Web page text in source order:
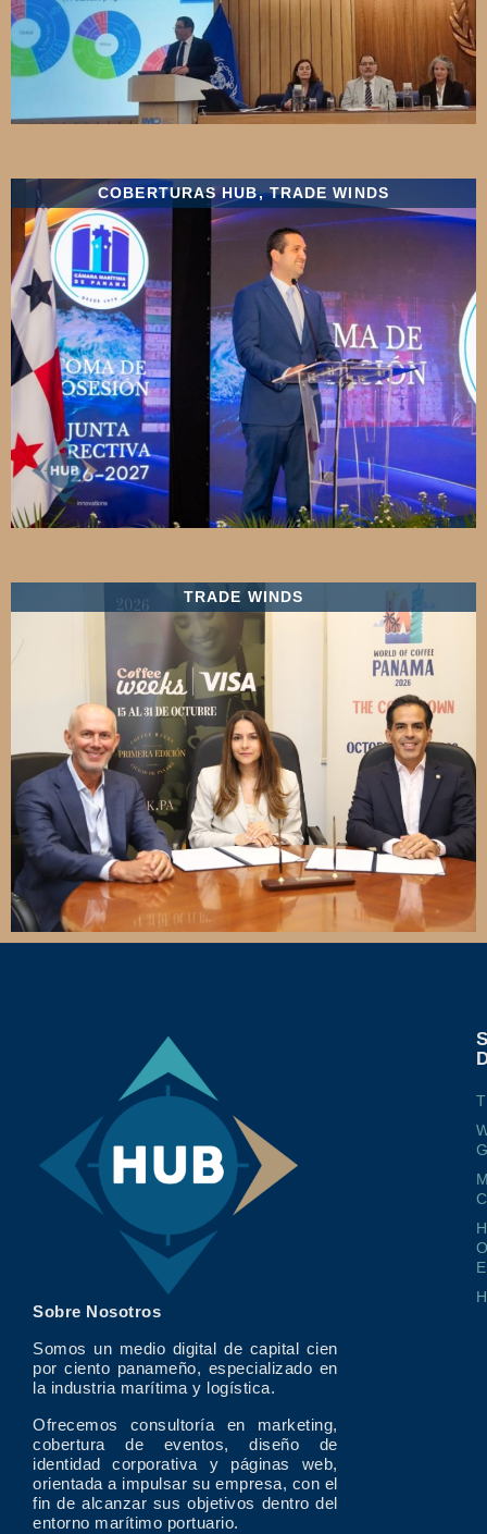
COBERTURAS HUB,TRADE WINDS
TRADE WINDS
Sobre Nosotros
Somos un medio digital de capital cien
por ciento panameño, especializado en
la industria marítima y logística.
Ofrecemos consultoría en marketing,
cobertura de eventos, diseño de
identidad corporativa y páginas web,
orientada a impulsar su empresa, con el
fin de alcanzar sus objetivos dentro del
entorno marítimo portuario.